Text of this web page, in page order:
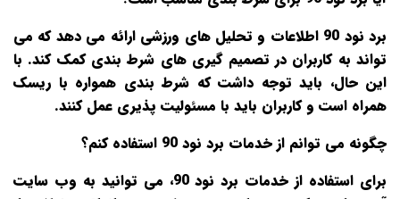
برد نود 90 اطلاعات و تحلیل‌ های ورزشی ارائه می‌ دهد که می‌
تواند به کاربران در تصمیم‌ گیری‌ های شرط‌ بندی کمک کند. با
این حال، باید توجه داشت که شرط‌ بندی همواره با ریسک
همراه است و کاربران باید با مسئولیت‌ پذیری عمل کنند.
چگونه می‌ توانم از خدمات برد نود 90 استفاده کنم؟
برای استفاده از خدمات برد نود 90، می‌ توانید به وب‌ سایت